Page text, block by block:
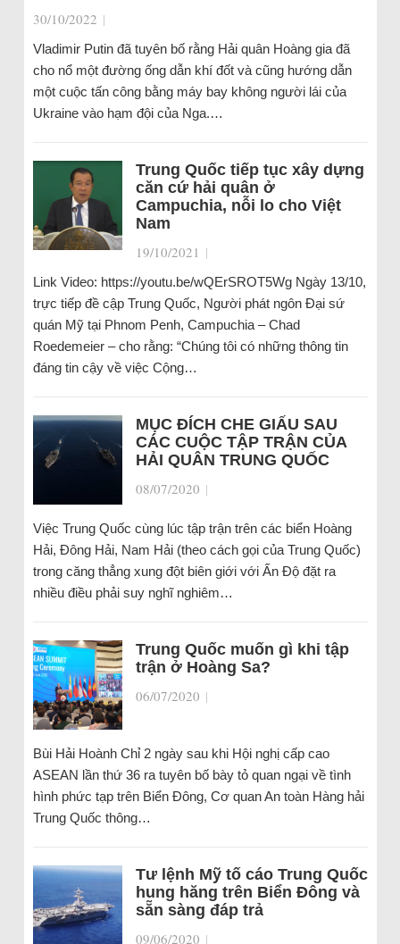
30/10/2022 |
Vladimir Putin đã tuyên bố rằng Hải quân Hoàng gia đã
cho nổ một đường ống dẫn khí đốt và cũng hướng dẫn
một cuộc tấn công bằng máy bay không người lái của
Ukraine vào hạm đội của Nga.…
Trung Quốc tiếp tục xây dựng
căn cứ hải quân ở
Campuchia, nỗi lo cho Việt
Nam
19/10/2021 |
Link Video: https://youtu.be/wQErSROT5Wg Ngày 13/10,
trực tiếp đề cập Trung Quốc, Người phát ngôn Đại sứ
quán Mỹ tại Phnom Penh, Campuchia – Chad
Roedemeier – cho rằng: “Chúng tôi có những thông tin
đáng tin cậy về việc Cộng…
MỤC ĐÍCH CHE GIẤU SAU
CÁC CUỘC TẬP TRẬN CỦA
HẢI QUÂN TRUNG QUỐC
08/07/2020 |
Việc Trung Quốc cùng lúc tập trận trên các biển Hoàng
Hải, Đông Hải, Nam Hải (theo cách gọi của Trung Quốc)
trong căng thẳng xung đột biên giới với Ấn Độ đặt ra
nhiều điều phải suy nghĩ nghiêm…
Trung Quốc muốn gì khi tập
trận ở Hoàng Sa?
06/07/2020 |
Bùi Hải Hoành Chỉ 2 ngày sau khi Hội nghị cấp cao
ASEAN lần thứ 36 ra tuyên bố bày tỏ quan ngại về tình
hình phức tạp trên Biển Đông, Cơ quan An toàn Hàng hải
Trung Quốc thông…
Tư lệnh Mỹ tố cáo Trung Quốc
hung hăng trên Biển Đông và
sẵn sàng đáp trả
09/06/2020 |